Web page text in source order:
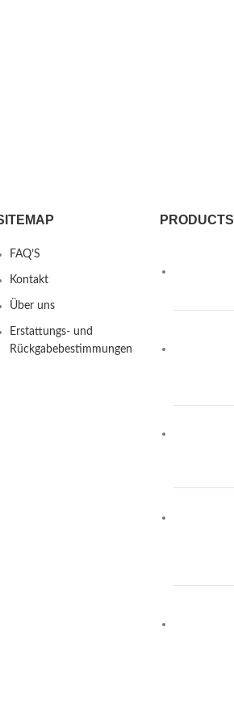
FAQ’S
Kontakt
Über uns
Erstattungs- und
Rückgabebestimmungen
PRODUCTS